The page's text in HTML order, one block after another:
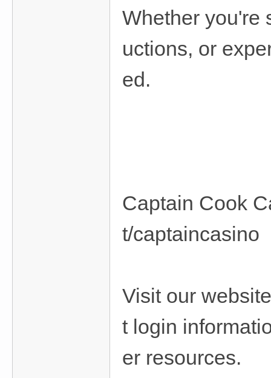
Whether you're
uctions, or
ed.
Captain Cook
t/captaincasino
Visit our
t login
er resources.